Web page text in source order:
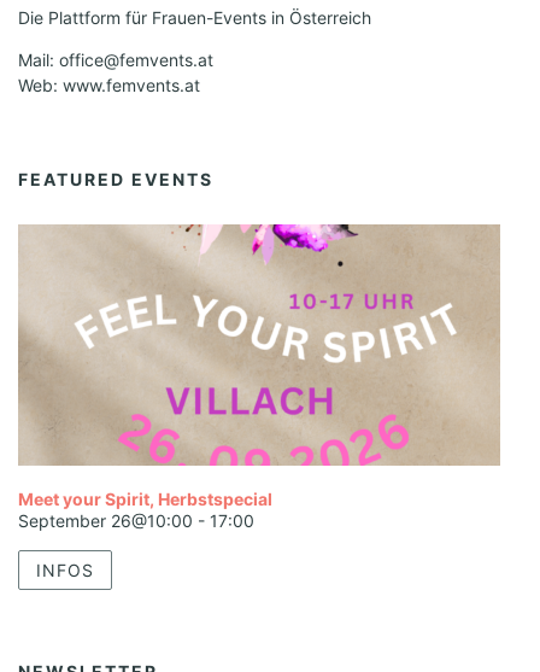
Die Plattform für Frauen-Events in Österreich
Mail: office@femvents.at
Web: www.femvents.at
FEATURED EVENTS
Meet your Spirit, Herbstspecial
September 26@10:00 - 17:00
INFOS